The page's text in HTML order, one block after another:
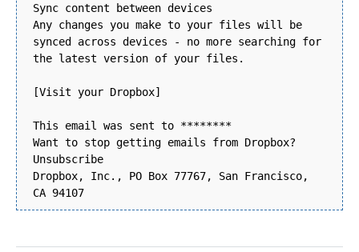
Sync content between devices
Any changes you make to your files will be
synced across devices - no more searching for
the latest version of your files.
[Visit your Dropbox]
This email was sent to ********
Want to stop getting emails from Dropbox?
Unsubscribe
Dropbox, Inc., PO Box 77767, San Francisco,
CA 94107